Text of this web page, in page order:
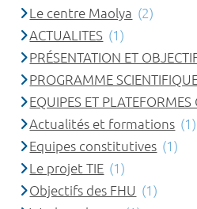
Le centre Maolya (2)
ACTUALITES (1)
PRÉSENTATION ET
PROGRAMME
EQUIPES ET PLATEFORMES
Actualités et formations (1)
Equipes constitutives (1)
Le projet TIE (1)
Objectifs des FHU (1)